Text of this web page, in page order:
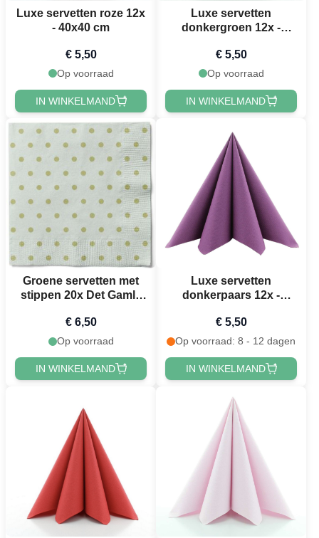
Luxe servetten roze 12x
- 40x40 cm
€ 5,50
Op voorraad
IN WINKELMAND
Luxe servetten
donkergroen 12x -
€ 5,50
Op voorraad
IN WINKELMAND
Groene servetten met
stippen 20x Det Gamle
€ 6,50
Op voorraad
IN WINKELMAND
Luxe servetten
donkerpaars 12x -
€ 5,50
Op voorraad: 8 - 12 dagen
IN WINKELMAND